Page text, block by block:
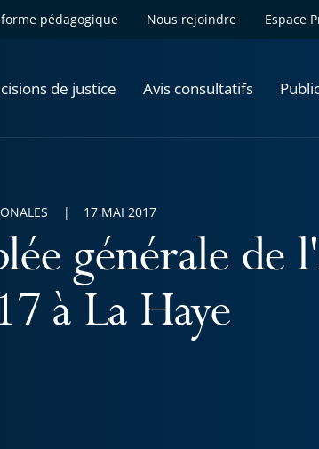
pédagogique Nous rejoindre Espace
de justice Avis consultatifs
générale de
à La Haye
17 MAI 2017